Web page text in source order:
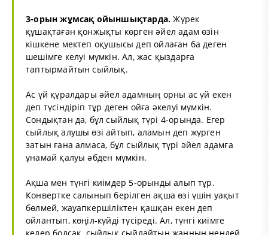
3-орын жұмсақ ойыншықтарда. Жүрек
құшақтаған қонжықты көрген әйел адам өзін
кішкене мектеп оқушысы деп ойлаған ба деген
шешімге келуі мүмкін. Ал, жас қыздарға
таптырмайтын сыйлық.
Ас үй құралдары әйел адамның орны ас үй екен
деп түсіндіріп тұр деген ойға әкелуі мүмкін.
Сондықтан да, бұл сыйлық түрі 4-орында. Егер
сыйлық алушы өзі айтып, аламын деп жүрген
затын ғана алмаса, бұл сыйлық түрі әйел адамға
ұнамай қалуы әбден мүмкін.
Ақша мен түнгі киімдер 5-орынды алып тұр.
Конвертке салынып берілген ақша өзі үшін уақыт
бөлмей, жауапкершіліктен қашқан екен деп
ойлантып, көңіл-күйді түсіреді. Ал, түнгі киімге
келер болсақ, сыйлық сыйлайтын жанның нендей